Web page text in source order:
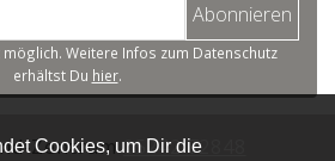
Cookies, um Dir die
Abonnieren
Weitere Infos zum Datenschutz
erhältst Du hier.
Zentrum 05242 72848